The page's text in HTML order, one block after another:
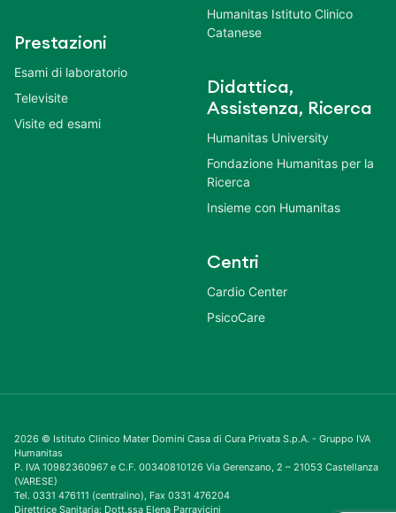
Prestazioni
Esami di laboratorio
Televisite
Visite ed esami
Humanitas Istituto Clinico
Catanese
Didattica,
Assistenza, Ricerca
Humanitas University
Fondazione Humanitas per la
Ricerca
Insieme con Humanitas
Centri
Cardio Center
PsicoCare
2026 © Istituto Clinico Mater Domini Casa di Cura Privata S.p.A. - Gruppo IVA
Humanitas
P. IVA 10982360967 e C.F. 00340810126 Via Gerenzano, 2 – 21053 Castellanza
(VARESE)
Tel. 0331 476111 (centralino), Fax 0331 476204
Direttrice Sanitaria: Dott.ssa Elena Parravicini